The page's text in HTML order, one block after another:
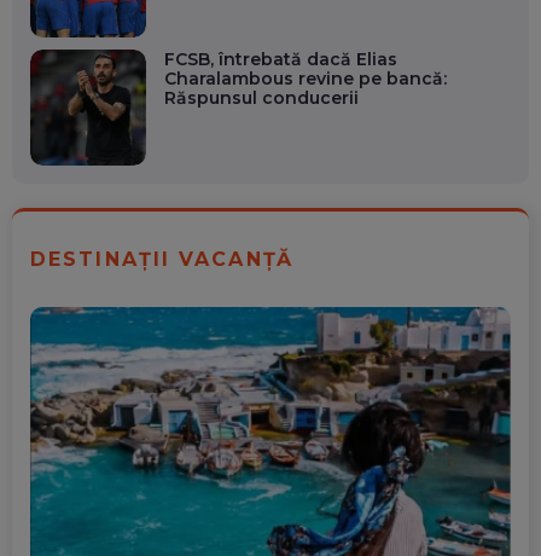
FCSB, întrebată dacă Elias
Charalambous revine pe bancă:
Răspunsul conducerii
DESTINAȚII VACANȚĂ